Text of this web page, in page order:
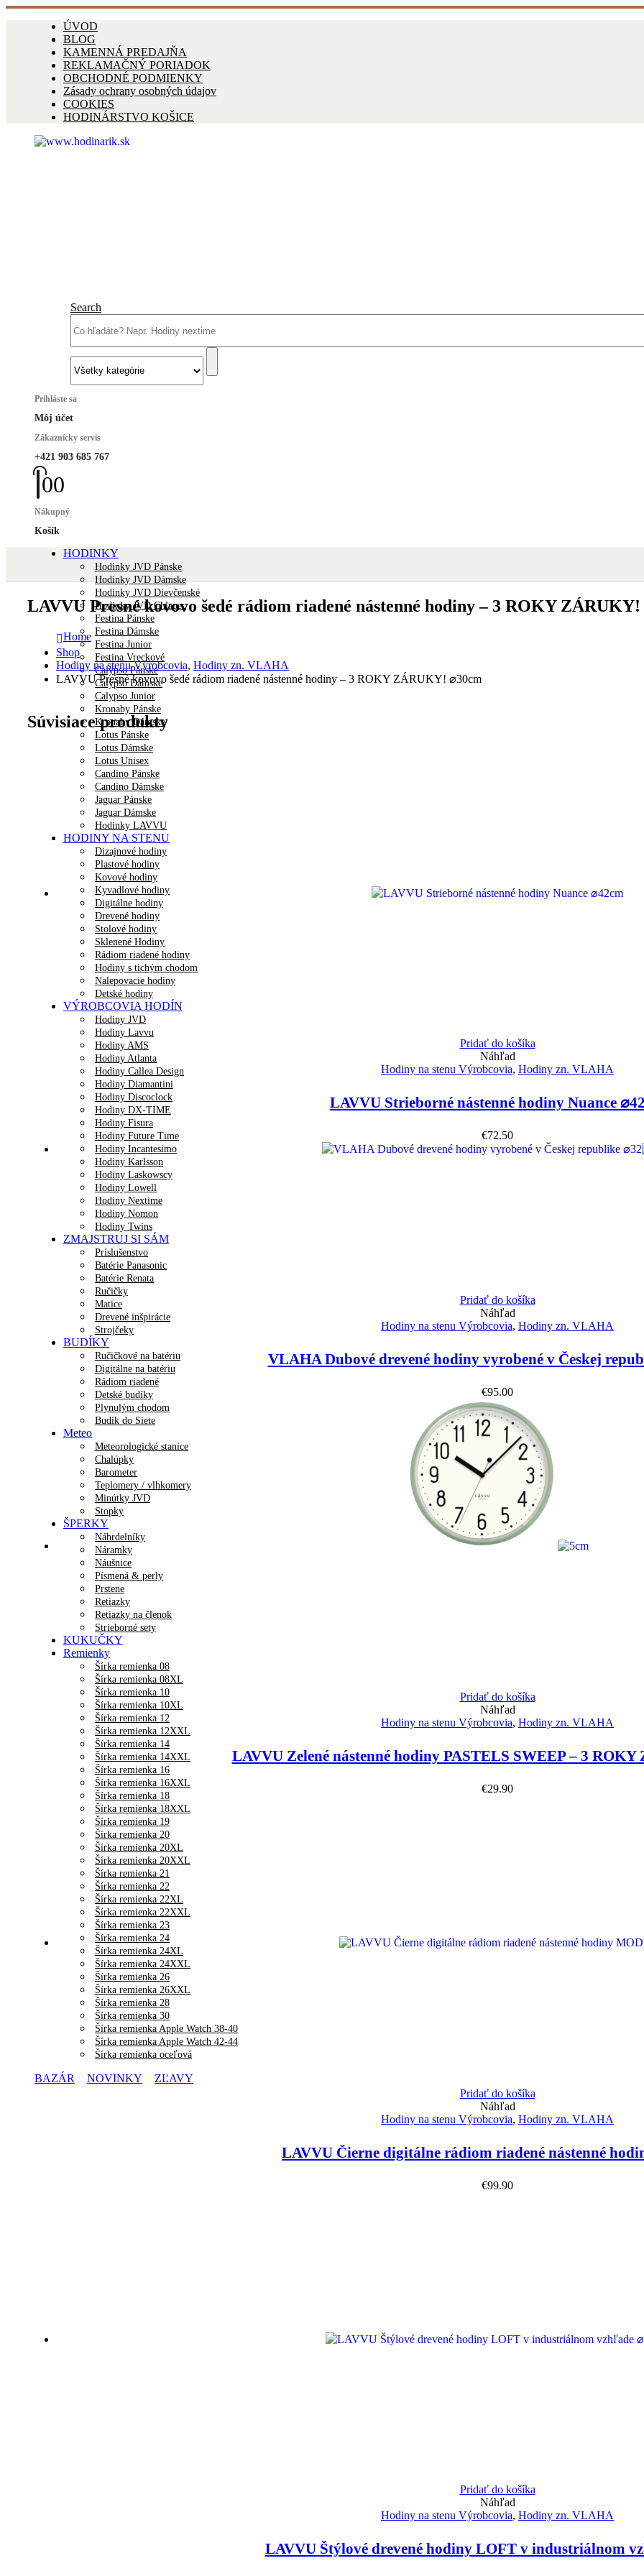
ÚVOD
BLOG
KAMENNÁ PREDAJŇA
REKLAMAČNÝ PORIADOK
OBCHODNÉ PODMIENKY
Zásady ochrany osobných údajov
COOKIES
HODINÁRSTVO KOŠICE
Search
Prihláste sa
Môj účet
Zákaznícky servis
+421 903 685 767
00
Nákupný
Košík
HODINKY
Hodinky JVD Pánske
Hodinky JVD Dámske
Hodinky JVD Dievčenské
Hodinky JVD Chlapec
Festina Pánske
Festina Dámske
Festina Junior
Festina Vreckové
Calypso Pánske
Calypso Dámske
Calypso Junior
Kronaby Pánske
Kronaby Dámske
Lotus Pánske
Lotus Dámske
Lotus Unisex
Candino Pánske
Candino Dámske
Jaguar Pánske
Jaguar Dámske
Hodinky LAVVU
HODINY NA STENU
Dizajnové hodiny
Plastové hodiny
Kovové hodiny
Kyvadlové hodiny
Digitálne hodiny
Drevené hodiny
Stolové hodiny
Sklenené Hodiny
Rádiom riadené hodiny
Hodiny s tichým chodom
Nalepovacie hodiny
Detské hodiny
VÝROBCOVIA HODÍN
Hodiny JVD
Hodiny Lavvu
Hodiny AMS
Hodiny Atlanta
Hodiny Callea Design
Hodiny Diamantini
Hodiny Discoclock
Hodiny DX-TIME
Hodiny Fisura
Hodiny Future Time
Hodiny Incantesimo
Hodiny Karlsson
Hodiny Laskowscy
Hodiny Lowell
Hodiny Nextime
Hodiny Nomon
Hodiny Twins
ZMAJSTRUJ SI SÁM
Príslušenstvo
Batérie Panasonic
Batérie Renata
Ručičky
Matice
Drevené inšpirácie
Strojčeky
BUDÍKY
Ručičkové na batériu
Digitálne na batériu
Rádiom riadené
Detské budíky
Plynulým chodom
Budík do Siete
Meteo
Meteorologické stanice
Chalúpky
Barometer
Teplomery / vlhkomery
Minútky JVD
Stopky
ŠPERKY
Náhrdelníky
Náramky
Náušnice
Písmená & perly
Prstene
Retiazky
Retiazky na členok
Strieborné sety
KUKUČKY
Remienky
Šírka remienka 08
Šírka remienka 08XL
Šírka remienka 10
Šírka remienka 10XL
Šírka remienka 12
Šírka remienka 12XXL
Šírka remienka 14
Šírka remienka 14XXL
Šírka remienka 16
Šírka remienka 16XXL
Šírka remienka 18
Šírka remienka 18XXL
Šírka remienka 19
Šírka remienka 20
Šírka remienka 20XL
Šírka remienka 20XXL
Šírka remienka 21
Šírka remienka 22
Šírka remienka 22XL
Šírka remienka 22XXL
Šírka remienka 23
Šírka remienka 24
Šírka remienka 24XL
Šírka remienka 24XXL
Šírka remienka 26
Šírka remienka 26XXL
Šírka remienka 28
Šírka remienka 30
Šírka remienka Apple Watch 38-40
Šírka remienka Apple Watch 42-44
Šírka remienka oceľová
BAZÁR NOVINKY ZĽAVY
LAVVU Presné kovovo šedé rádiom riadené nástenné hodiny – 3 ROKY ZÁRUKY!
Home
Shop
Hodiny na stenu Výrobcovia, Hodiny zn. VLAHA
LAVVU Presné kovovo šedé rádiom riadené nástenné hodiny – 3 ROKY ZÁRUKY! ⌀30cm
Súvisiace produkty
Pridať do košíka
Náhľad
Hodiny na stenu Výrobcovia, Hodiny zn. VLAHA
LAVVU Strieborné nástenné hodiny Nuance
€72.50
Pridať do košíka
Náhľad
Hodiny na stenu Výrobcovia, Hodiny zn. VLAHA
VLAHA Dubové drevené hodiny vyrobené v Českej
€95.00
Pridať do košíka
Náhľad
Hodiny na stenu Výrobcovia, Hodiny zn. VLAHA
LAVVU Zelené nástenné hodiny PASTELS SWEEP – 3
€29.90
Pridať do košíka
Náhľad
Hodiny na stenu Výrobcovia, Hodiny zn. VLAHA
LAVVU Čierne digitálne rádiom riadené nástenné
€99.90
Pridať do košíka
Náhľad
Hodiny na stenu Výrobcovia, Hodiny zn. VLAHA
LAVVU Štýlové drevené hodiny LOFT v industriálnom